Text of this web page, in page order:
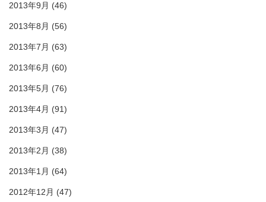
2013年9月 (46)
2013年8月 (56)
2013年7月 (63)
2013年6月 (60)
2013年5月 (76)
2013年4月 (91)
2013年3月 (47)
2013年2月 (38)
2013年1月 (64)
2012年12月 (47)